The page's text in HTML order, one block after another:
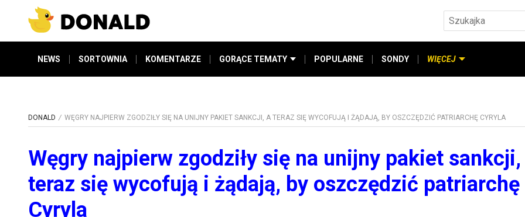
NEWS SORTOWNIA KOMENTARZE GORĄCE TEMATY POPULARNE SONDY WIĘCEJ
DONALD WĘGRY NAJPIERW ZGODZIŁY SIĘ NA UNIJNY PAKIET SANKCJI, A TERAZ SIĘ WYCOFUJĄ I ŻĄDAJĄ, BY OSZCZĘDZIĆ PATRIARCHĘ CYRYLA
Węgry najpierw zgodziły się na unijny pakiet sankcji,
teraz się wycofują i żądają, by oszczędzić patriarchę
Cyryla